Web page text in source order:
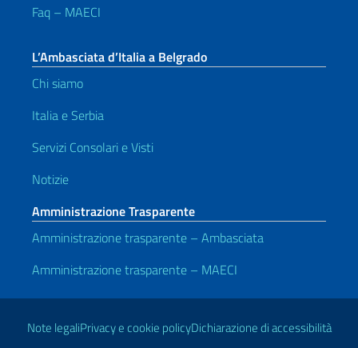
Faq – MAECI
L’Ambasciata d’Italia a Belgrado
Chi siamo
Italia e Serbia
Servizi Consolari e Visti
Notizie
Amministrazione Trasparente
Amministrazione trasparente – Ambasciata
Amministrazione trasparente – MAECI
Link Utili
Note legaliPrivacy e cookie policyDichiarazione di accessibilità